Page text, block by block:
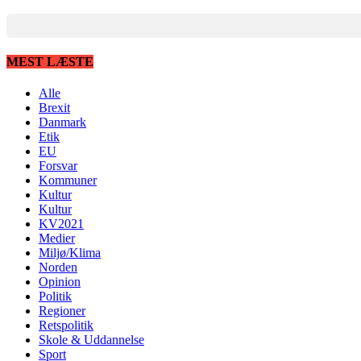
MEST LÆSTE
Alle
Brexit
Danmark
Etik
EU
Forsvar
Kommuner
Kultur
Kultur
KV2021
Medier
Miljø/Klima
Norden
Opinion
Politik
Regioner
Retspolitik
Skole & Uddannelse
Sport